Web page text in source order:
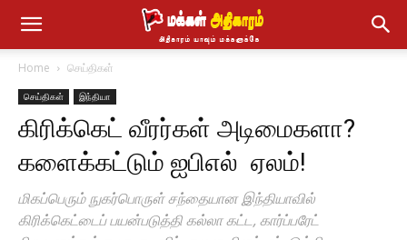
Home செய்திகள்
செய்திகள் இந்தியா
கிரிக்கெட் வீரர்கள் அடிமைகளா?
களைக்கட்டும் ஐபிஎல் ஏலம்!
மிகப்பெரும் நுகர்பொருள் சந்தையான இந்தியாவில்
கிரிக்கெட்டைப் பயன்படுத்தி கல்லா கட்ட, கார்ப்பரேட்